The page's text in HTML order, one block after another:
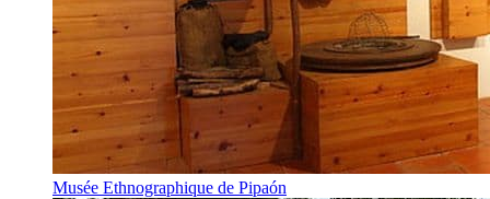
Musée Ethnographique de Pipaón